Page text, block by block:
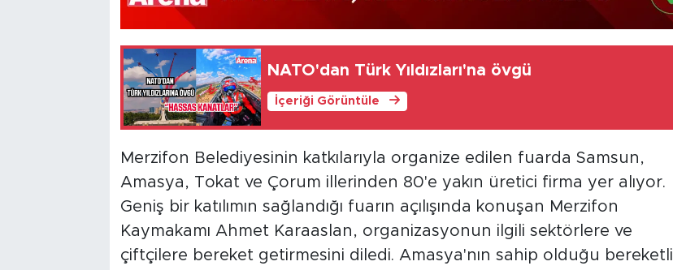
NATO'dan Türk Yıldızları'na övgü
İçeriği Görüntüle
Merzifon Belediyesinin katkılarıyla organize edilen fuarda Samsun,
Amasya, Tokat ve Çorum illerinden 80'e yakın üretici firma yer alıyor.
Geniş bir katılımın sağlandığı fuarın açılışında konuşan Merzifon
Kaymakamı Ahmet Karaaslan, organizasyonun ilgili sektörlere ve
çiftçilere bereket getirmesini diledi. Amasya'nın sahip olduğu bereketli